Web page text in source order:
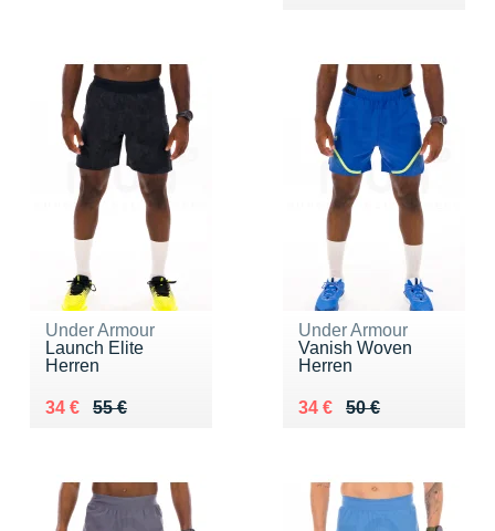
Under Armour
Launch Elite
Herren
55 €
Au lieu de 55 €
34 €
Vendu 34 €
Under Armour
Vanish Woven
Herren
50 €
Au lieu de 50 €
34 €
Vendu 34 €